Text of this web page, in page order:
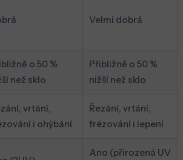
Velmi dobrá
o 50 %
než sklo
Přibližně o 50 %
nižší než sklo
vrtání,
i ohýbání
Řezání, vrtání,
frézování i lepení
Ano (přirozená UV